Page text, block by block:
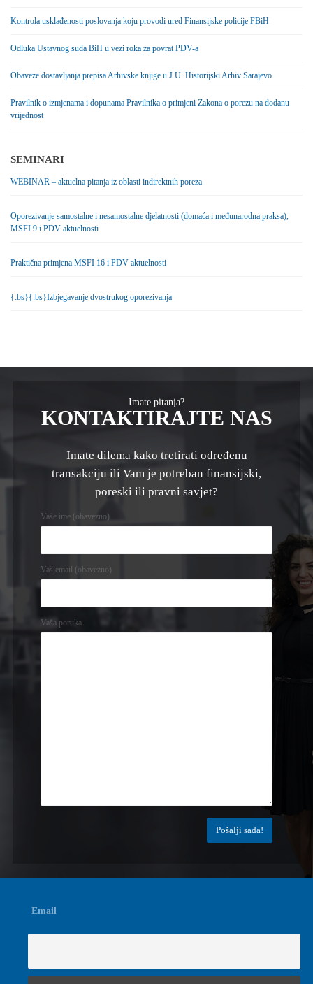
Kontrola usklađenosti poslovanja koju provodi ured Finansijske policije FBiH
Odluka Ustavnog suda BiH u vezi roka za povrat PDV-a
Obaveze dostavljanja prepisa Arhivske knjige u J.U. Historijski Arhiv Sarajevo
Pravilnik o izmjenama i dopunama Pravilnika o primjeni Zakona o porezu na dodanu
vrijednost
SEMINARI
WEBINAR – aktuelna pitanja iz oblasti indirektnih poreza
Oporezivanje samostalne i nesamostalne djelatnosti (domaća i međunarodna praksa),
MSFI 9 i PDV aktuelnosti
Praktična primjena MSFI 16 i PDV aktuelnosti
{:bs}{:bs}Izbjegavanje dvostrukog oporezivanja
Imate pitanja?
KONTAKTIRAJTE NAS
Imate dilema kako tretirati određenu
transakciju ili Vam je potreban finansijski,
poreski ili pravni savjet?
Vaše ime (obavezno)
Vaš email (obavezno)
Vaša poruka
Email